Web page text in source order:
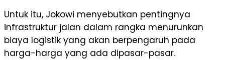
Untuk itu, Jokowi menyebutkan pentingnya
infrastruktur jalan dalam rangka menurunkan
biaya logistik yang akan berpengaruh pada
harga-harga yang ada dipasar-pasar.